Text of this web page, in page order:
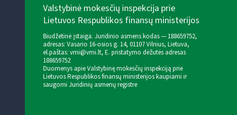
Valstybinė mokesčių inspekcija prie
Lietuvos Respublikos finansų ministerijos
Biudžetinė įstaiga. Juridinio asmens kodas — 188659752,
adresas: Vasario 16-osios g. 14, 01107 Vilnius, Lietuva,
el.paštas: vmi@vmi.lt, E. pristatymo dėžutės adresas
188659752
Duomenys apie Valstybinę mokesčių inspekciją prie
Lietuvos Respublikos finansų ministerijos kaupiami ir
saugomi Juridinių asmenų registre